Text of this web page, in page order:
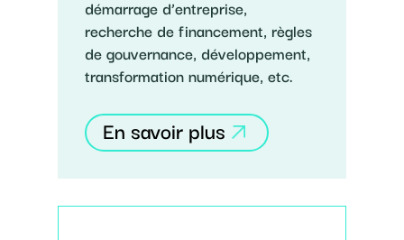
démarrage d’entreprise,
recherche de financement, règles
de gouvernance, développement,
transformation numérique, etc.
En savoir plus